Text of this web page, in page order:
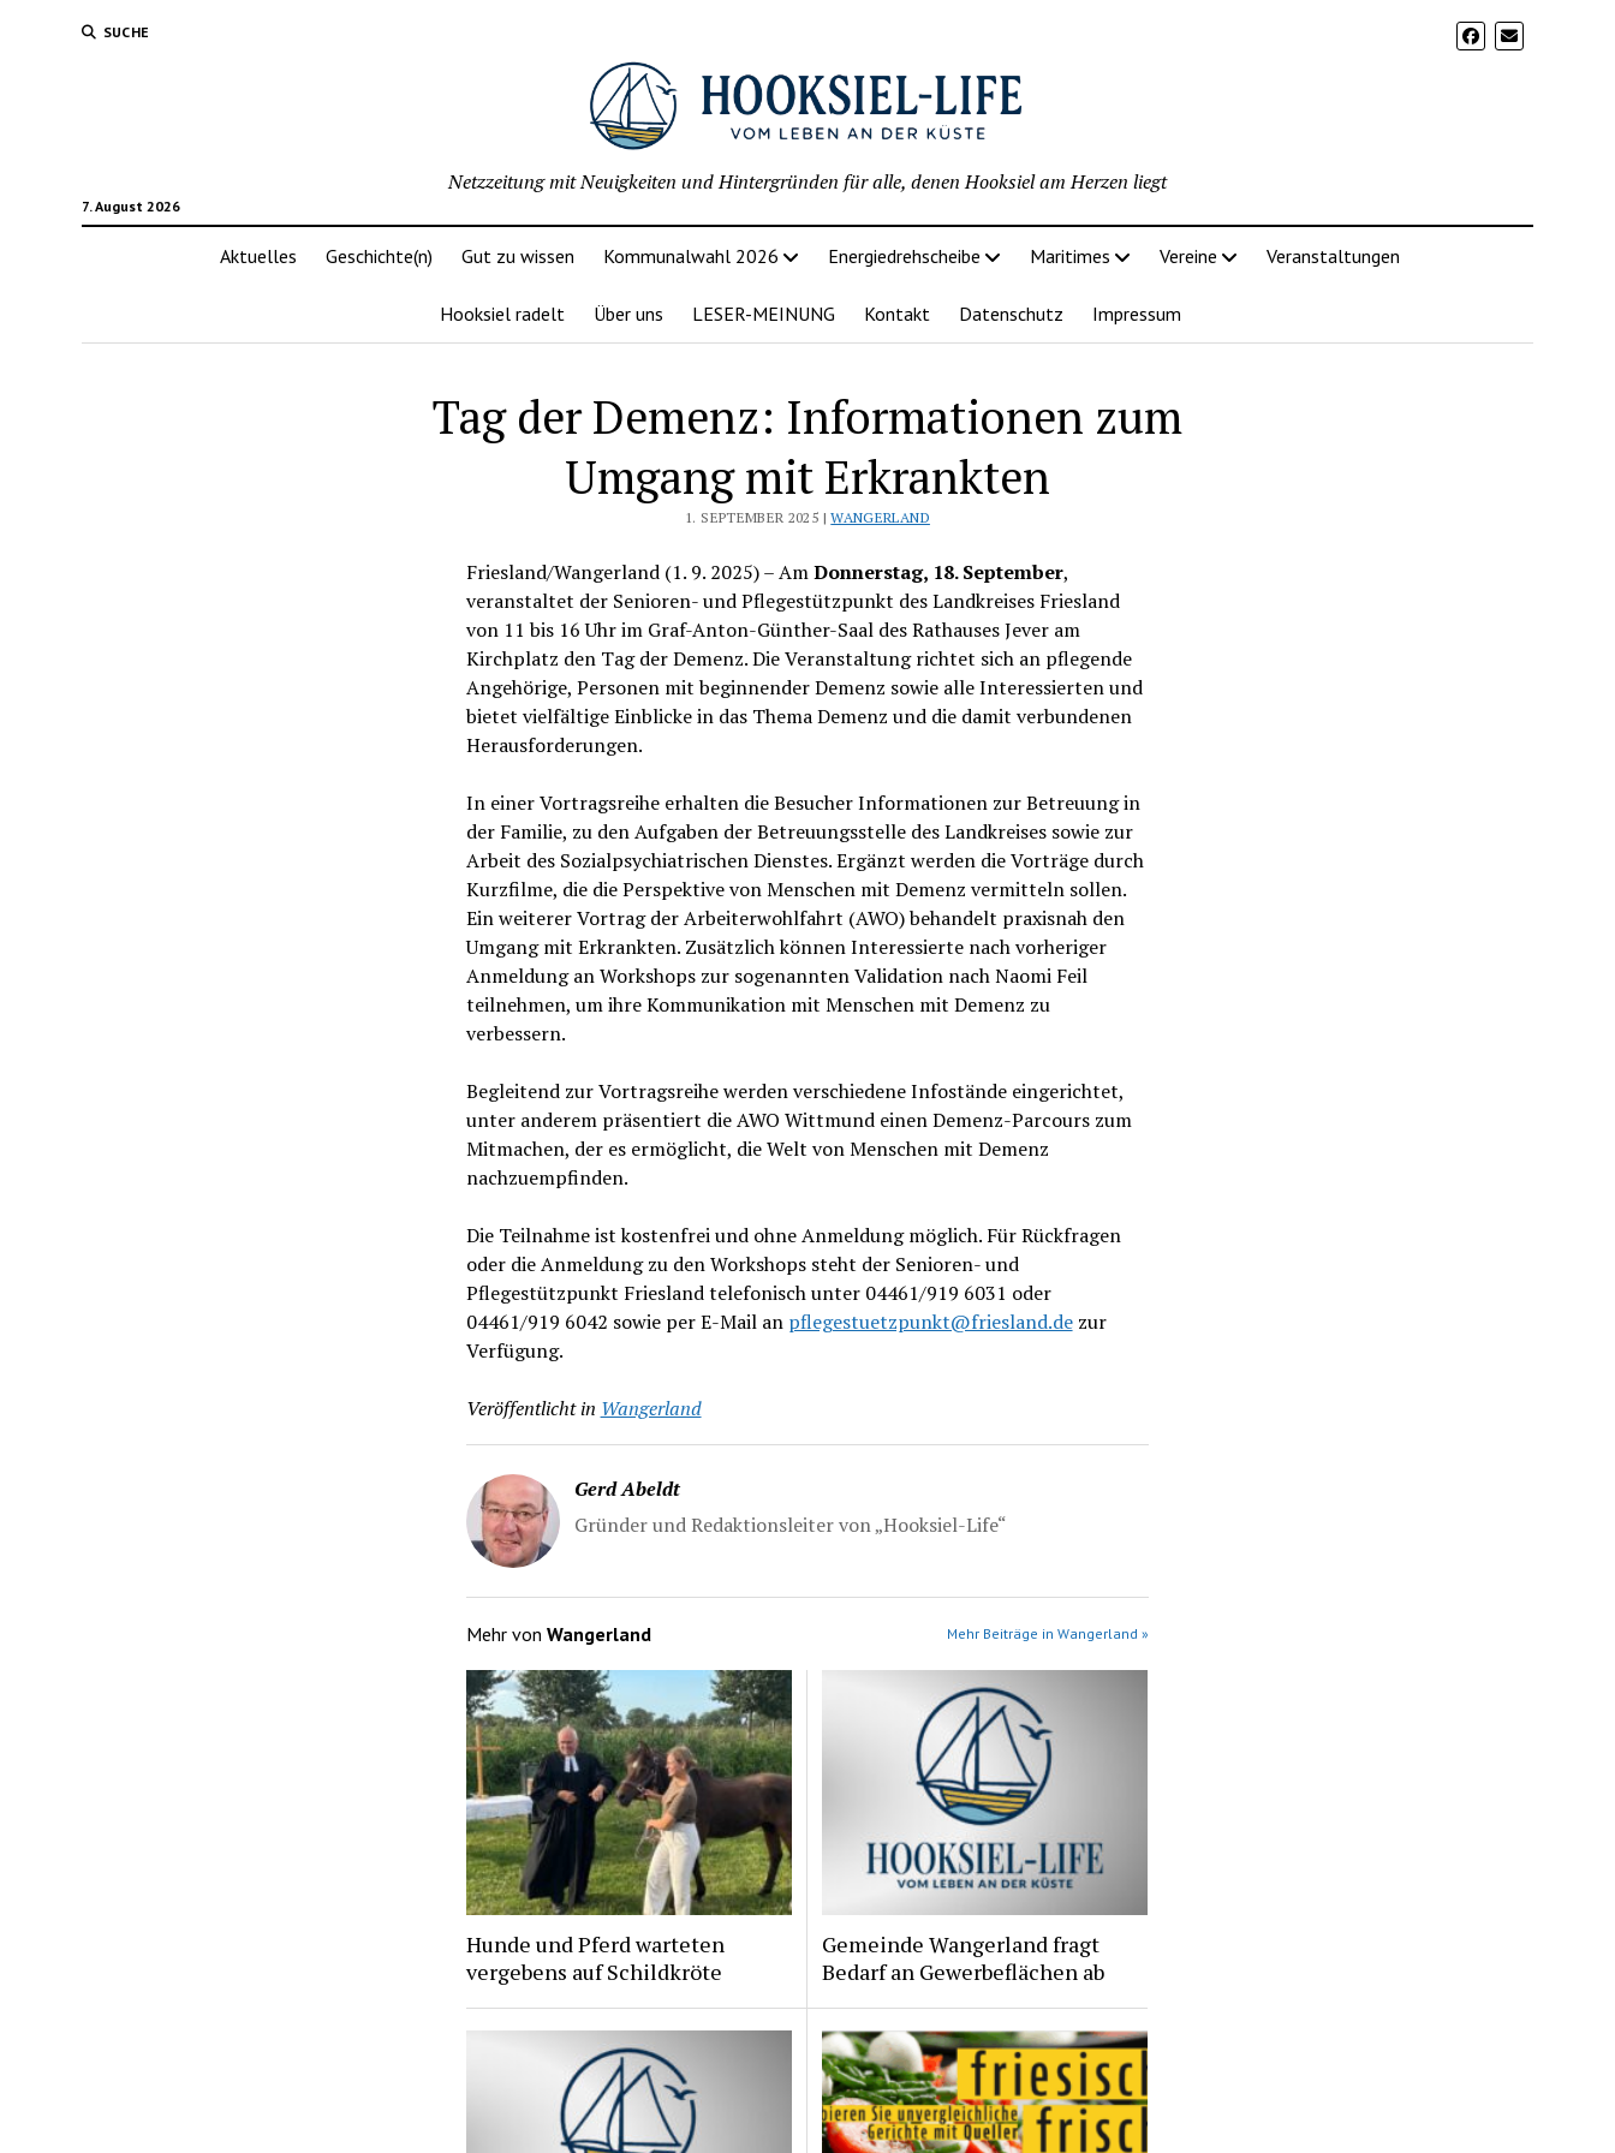
SUCHE
7. August 2026
Netzzeitung mit Neuigkeiten und Hintergründen für alle, denen Hooksiel am Herzen liegt
Aktuelles Geschichte(n) Gut zu wissen Kommunalwahl 2026 Energiedrehscheibe Maritimes Vereine Veranstaltungen
Hooksiel radelt Über uns LESER-MEINUNG Kontakt Datenschutz Impressum
Tag der Demenz: Informationen zum
Umgang mit Erkrankten
1. SEPTEMBER 2025 |WANGERLAND
Friesland/Wangerland (1. 9. 2025) – AmDonnerstag, 18. September,
veranstaltet der Senioren- und Pflegestützpunkt des Landkreises Friesland
von 11 bis 16 Uhr im Graf-Anton-Günther-Saal des Rathauses Jever am
Kirchplatz den Tag der Demenz. Die Veranstaltung richtet sich an pflegende
Angehörige, Personen mit beginnender Demenz sowie alle Interessierten und
bietet vielfältige Einblicke in das Thema Demenz und die damit verbundenen
Herausforderungen.
In einer Vortragsreihe erhalten die Besucher Informationen zur Betreuung in
der Familie, zu den Aufgaben der Betreuungsstelle des Landkreises sowie zur
Arbeit des Sozialpsychiatrischen Dienstes. Ergänzt werden die Vorträge durch
Kurzfilme, die die Perspektive von Menschen mit Demenz vermitteln sollen.
Ein weiterer Vortrag der Arbeiterwohlfahrt (AWO) behandelt praxisnah den
Umgang mit Erkrankten. Zusätzlich können Interessierte nach vorheriger
Anmeldung an Workshops zur sogenannten Validation nach Naomi Feil
teilnehmen, um ihre Kommunikation mit Menschen mit Demenz zu
verbessern.
Begleitend zur Vortragsreihe werden verschiedene Infostände eingerichtet,
unter anderem präsentiert die AWO Wittmund einen Demenz-Parcours zum
Mitmachen, der es ermöglicht, die Welt von Menschen mit Demenz
nachzuempfinden.
Die Teilnahme ist kostenfrei und ohne Anmeldung möglich. Für Rückfragen
oder die Anmeldung zu den Workshops steht der Senioren- und
Pflegestützpunkt Friesland telefonisch unter 04461/919 6031 oder
04461/919 6042 sowie per E-Mail an pflegestuetzpunkt@friesland.dezur
Verfügung.
Veröffentlicht in Wangerland
Gerd Abeldt
Gründer und Redaktionsleiter von „Hooksiel-Life“
Mehr von Wangerland Mehr Beiträge in Wangerland »
Hunde und Pferd warteten
vergebens auf Schildkröte
Gemeinde Wangerland fragt
Bedarf an Gewerbeflächen ab